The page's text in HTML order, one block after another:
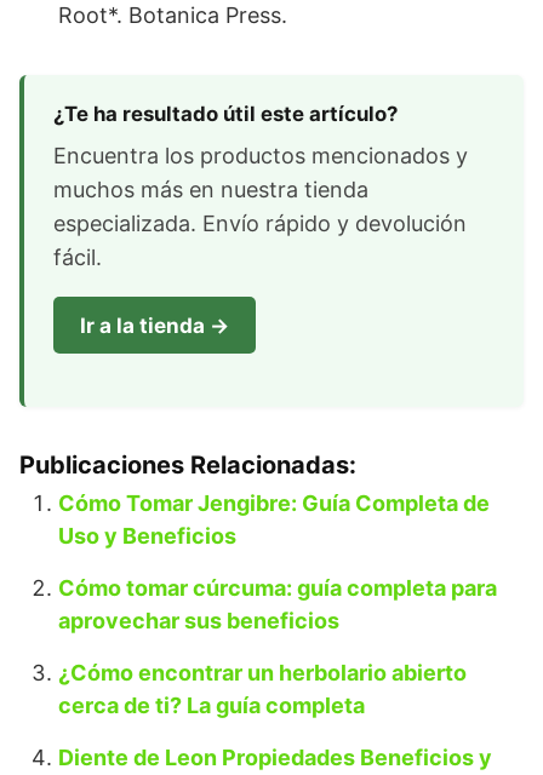
Root*. Botanica Press.
¿Te ha resultado útil este artículo?
Encuentra los productos mencionados y
muchos más en nuestra tienda
especializada. Envío rápido y devolución
fácil.
Ir a la tienda →
Publicaciones Relacionadas:
Cómo Tomar Jengibre: Guía Completa de
Uso y Beneficios
Cómo tomar cúrcuma: guía completa para
aprovechar sus beneficios
¿Cómo encontrar un herbolario abierto
cerca de ti? La guía completa
Diente de Leon Propiedades Beneficios y